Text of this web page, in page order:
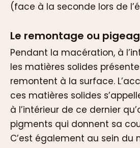
(face à la seconde lors de
Le remontage ou
Pendant la macération, à
les matières solides
remontent à la surface.
ces matières solides
à l’intérieur de ce dernier
pigments qui donnent sa
C’est également au sein du